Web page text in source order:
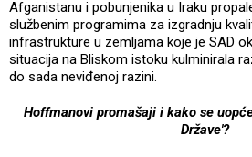
Afganistanu i pobunjenika u Iraku
službenim programima za izgradnju
infrastrukture u zemljama koje je SAD
situacija na Bliskom istoku kulminirala
do sada neviđenoj razini.
Hoffmanovi promašaji i kako se
Države'?